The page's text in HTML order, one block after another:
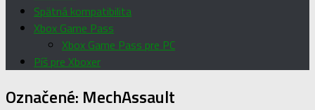
Spätná kompatibilita
Xbox Game Pass
Xbox Game Pass pre PC
Píš pre Xboxer
Označené: MechAssault